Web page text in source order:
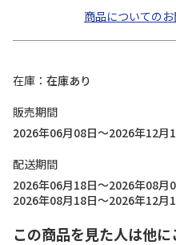
商品についての
在庫
在庫あり
販売期間
2026年06月08日～2026年12月
配送期間
2026年06月18日～2026年08月
2026年08月18日～2026年12月
この商品を見た人は他